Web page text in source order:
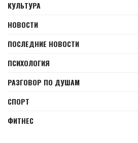
КУЛЬТУРА
НОВОСТИ
ПОСЛЕДНИЕ НОВОСТИ
ПСИХОЛОГИЯ
РАЗГОВОР ПО ДУШАМ
СПОРТ
ФИТНЕС